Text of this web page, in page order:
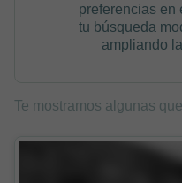
preferencias en
tu búsqueda
ampliando
Te mostramos algunas